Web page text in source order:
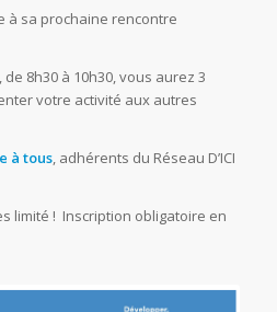
à sa prochaine rencontre
8h30 à 10h30, vous aurez 3
votre activité aux autres
à tous, adhérents du Réseau D’ICI
limité ! Inscription obligatoire en